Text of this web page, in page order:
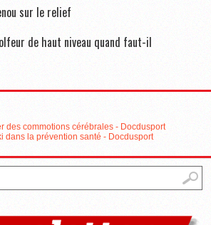
sur le relief
de haut niveau quand faut-il
des commotions cérébrales - Docdusport
dans la prévention santé - Docdusport